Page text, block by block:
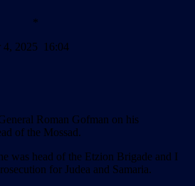
*
4, 2025 16:04
Roman Gofman on his
of the Mossad.
was head of the Etzion Brigade and I
for Judea and Samaria.